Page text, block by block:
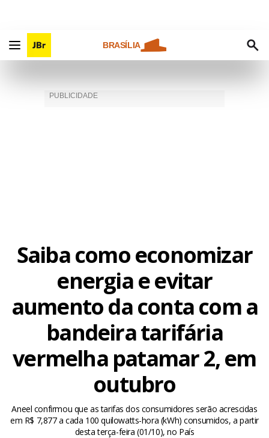
BRASÍLIA
Saiba como economizar
energia e evitar
aumento da conta com a
bandeira tarifária
vermelha patamar 2, em
outubro
Aneel confirmou que as tarifas dos consumidores serão acrescidas
em R$ 7,877 a cada 100 quilowatts-hora (kWh) consumidos, a partir
desta terça-feira (01/10), no País